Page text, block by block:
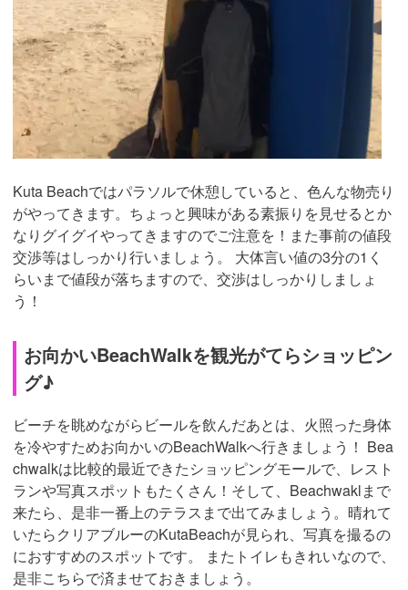
Kuta Beachではパラソルで休憩していると、色んな物売り
がやってきます。ちょっと興味がある素振りを見せるとか
なりグイグイやってきますのでご注意を！また事前の値段
交渉等はしっかり行いましょう。 大体言い値の3分の1く
らいまで値段が落ちますので、交渉はしっかりしましょ
う！
お向かいBeachWalkを観光がてらショッピン
グ♪
ビーチを眺めながらビールを飲んだあとは、火照った身体
を冷やすためお向かいのBeachWalkへ行きましょう！ Bea
chwalkは比較的最近できたショッピングモールで、レスト
ランや写真スポットもたくさん！そして、Beachwaklまで
来たら、是非一番上のテラスまで出てみましょう。晴れて
いたらクリアブルーのKutaBeachが見られ、写真を撮るの
におすすめのスポットです。 またトイレもきれいなので、
是非こちらで済ませておきましょう。